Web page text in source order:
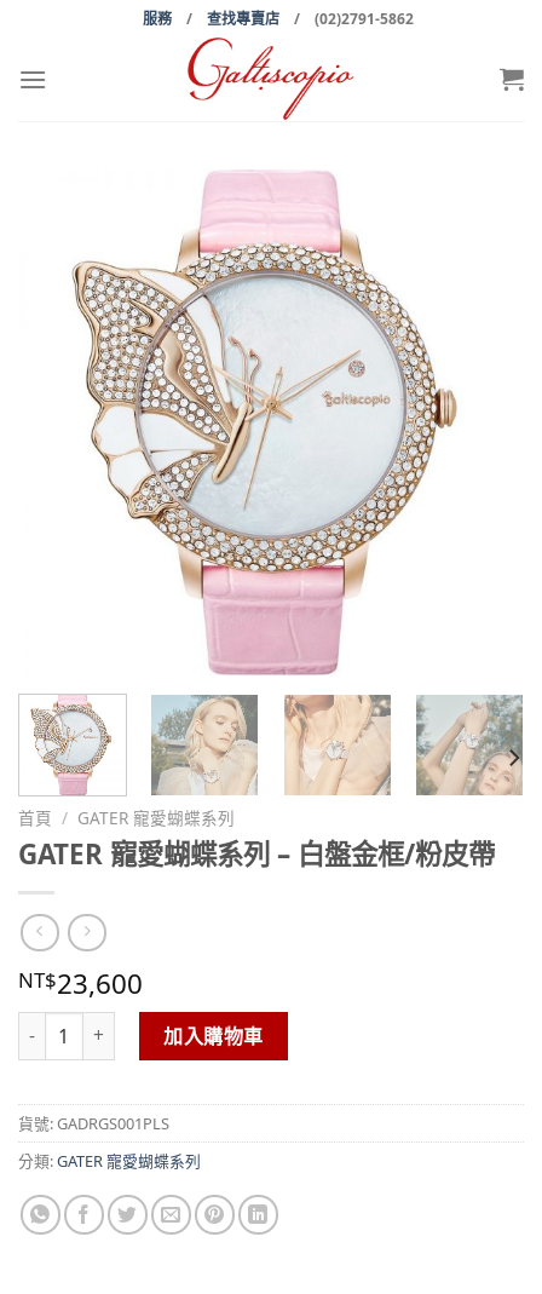
content
服務/ 查找專賣店 / (02)2791-5862
首頁 / GATER 寵愛蝴蝶系列
GATER 寵愛蝴蝶系列 – 白盤金框/粉皮帶
NT$23,600
GATER 寵愛蝴蝶系列 – 白盤金框/粉皮帶 數量
加入購物車
貨號:GADRGS001PLS
分類:GATER 寵愛蝴蝶系列